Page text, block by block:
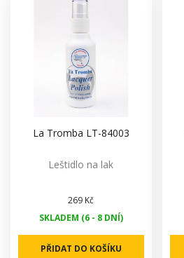
La Tromba LT-84003
Leštidlo na lak
269 Kč
SKLADEM (6 - 8 DNÍ)
PŘIDAT DO KOŠÍKU